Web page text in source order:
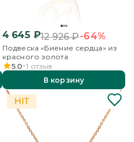
4 645 ₽12 926₽-64%
Подвеска «Биение сердца» из
красного золота
5.0 1 отзыв
В корзину